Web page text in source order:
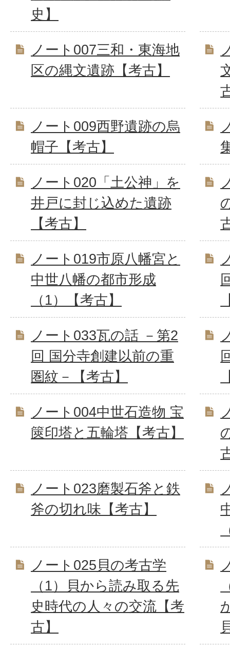
史】
ノート007三和・東海地
区の縄文遺跡【考古】
ノート009西野遺跡の烏
帽子【考古】
ノート020「土公神」を
井戸に封じ込めた遺跡
【考古】
ノート019市原八幡宮と
中世八幡の都市形成
（1）【考古】
ノート033瓦の話 －第2
回 国分寺創建以前の重
圏紋－【考古】
ノート004中世石造物 宝
篋印塔と五輪塔【考古】
ノート023磨製石斧と鉄
斧の切れ味【考古】
ノート025貝の考古学
（1）貝から読み取る先
史時代の人々の交流【考
古】